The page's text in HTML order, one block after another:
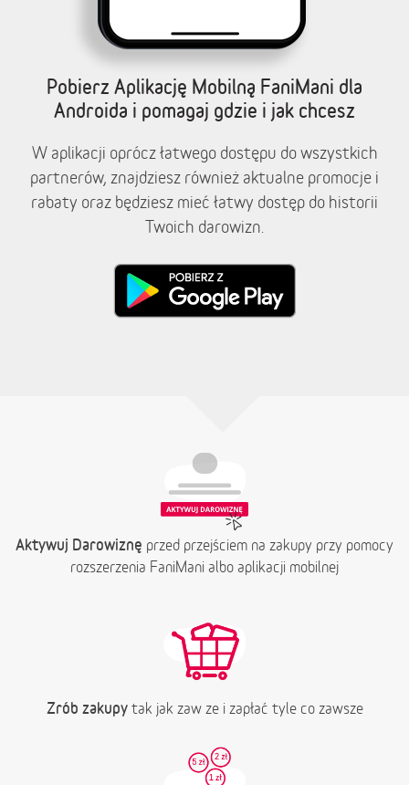
Pobierz Aplikację Mobilną FaniMani dla
Androida i pomagaj gdzie i jak chcesz
W aplikacji oprócz łatwego dostępu do wszystkich
partnerów, znajdziesz również aktualne promocje i
rabaty oraz będziesz mieć łatwy dostęp do historii
Twoich darowizn.
Aktywuj Darowiznę przed przejściem na zakupy przy pomocy
rozszerzenia FaniMani albo aplikacji mobilnej
Zrób zakupytak jak zaw ze i zapłać tyle co zawsze